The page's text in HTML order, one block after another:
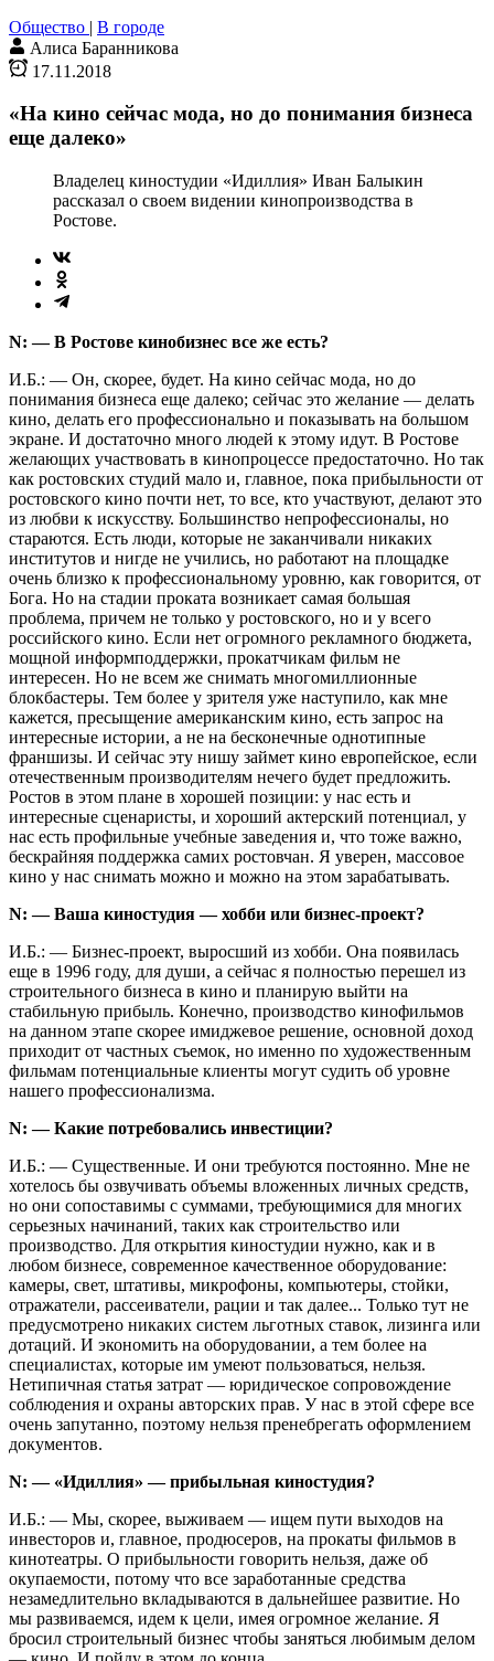
Общество | В городе
Алиса Баранникова
17.11.2018
«На кино сейчас мода, но до понимания бизнеса
еще далеко»
Владелец киностудии «Идиллия» Иван Балыкин
рассказал о своем видении кинопроизводства в
Ростове.
N: — В Ростове кинобизнес все же есть?
И.Б.: — Он, скорее, будет. На кино сейчас мода, но до
понимания бизнеса еще далеко; сейчас это желание — делать
кино, делать его профессионально и показывать на большом
экране. И достаточно много людей к этому идут. В Ростове
желающих участвовать в кинопроцессе предостаточно. Но так
как ростовских студий мало и, главное, пока прибыльности от
ростовского кино почти нет, то все, кто участвуют, делают это
из любви к искусству. Большинство непрофессионалы, но
стараются. Есть люди, которые не заканчивали никаких
институтов и нигде не учились, но работают на площадке
очень близко к профессиональному уровню, как говорится, от
Бога. Но на стадии проката возникает самая большая
проблема, причем не только у ростовского, но и у всего
российского кино. Если нет огромного рекламного бюджета,
мощной информподдержки, прокатчикам фильм не
интересен. Но не всем же снимать многомиллионные
блокбастеры. Тем более у зрителя уже наступило, как мне
кажется, пресыщение американским кино, есть запрос на
интересные истории, а не на бесконечные однотипные
франшизы. И сейчас эту нишу займет кино европейское, если
отечественным производителям нечего будет предложить.
Ростов в этом плане в хорошей позиции: у нас есть и
интересные сценаристы, и хороший актерский потенциал, у
нас есть профильные учебные заведения и, что тоже важно,
бескрайняя поддержка самих ростовчан. Я уверен, массовое
кино у нас снимать можно и можно на этом зарабатывать.
N: — Ваша киностудия — хобби или бизнес-проект?
И.Б.: — Бизнес-проект, выросший из хобби. Она появилась
еще в 1996 году, для души, а сейчас я полностью перешел из
строительного бизнеса в кино и планирую выйти на
стабильную прибыль. Конечно, производство кинофильмов
на данном этапе скорее имиджевое решение, основной доход
приходит от частных съемок, но именно по художественным
фильмам потенциальные клиенты могут судить об уровне
нашего профессионализма.
N: — Какие потребовались инвестиции?
И.Б.: — Существенные. И они требуются постоянно. Мне не
хотелось бы озвучивать объемы вложенных личных средств,
но они сопоставимы с суммами, требующимися для многих
серьезных начинаний, таких как строительство или
производство. Для открытия киностудии нужно, как и в
любом бизнесе, современное качественное оборудование:
камеры, свет, штативы, микрофоны, компьютеры, стойки,
отражатели, рассеиватели, рации и так далее... Только тут не
предусмотрено никаких систем льготных ставок, лизинга или
дотаций. И экономить на оборудовании, а тем более на
специалистах, которые им умеют пользоваться, нельзя.
Нетипичная статья затрат — юридическое сопровождение
соблюдения и охраны авторских прав. У нас в этой сфере все
очень запутанно, поэтому нельзя пренебрегать оформлением
документов.
N: — «Идиллия» — прибыльная киностудия?
И.Б.: — Мы, скорее, выживаем — ищем пути выходов на
инвесторов и, главное, продюсеров, на прокаты фильмов в
кинотеатры. О прибыльности говорить нельзя, даже об
окупаемости, потому что все заработанные средства
незамедлительно вкладываются в дальнейшее развитие. Но
мы развиваемся, идем к цели, имея огромное желание. Я
бросил строительный бизнес чтобы заняться любимым делом